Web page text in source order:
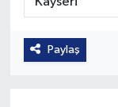
Paylaş